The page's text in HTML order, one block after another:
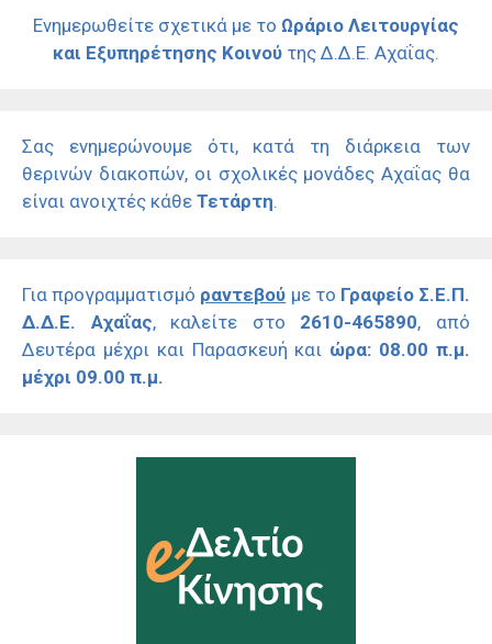
Ενημερωθείτε σχετικά με το Ωράριο Λειτουργίας
και Εξυπηρέτησης Κοινού της Δ.Δ.Ε. Αχαΐας.
Σας ενημερώνουμε ότι, κατά τη διάρκεια των
θερινών διακοπών, οι σχολικές μονάδες Αχαΐας θα
είναι ανοιχτές κάθε Τετάρτη.
Για προγραμματισμό ραντεβού με το Γραφείο Σ.Ε.Π.
Δ.Δ.Ε. Αχαΐας, καλείτε στο 2610-465890, από
Δευτέρα μέχρι και Παρασκευή και ώρα: 08.00 π.μ.
μέχρι 09.00 π.μ.